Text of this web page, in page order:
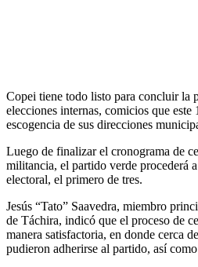
Copei tiene todo listo para concluir la
elecciones internas, comicios que este
escogencia de sus direcciones
Luego de finalizar el cronograma de
militancia, el partido verde procederá
electoral, el primero de tres.
Jesús “Tato” Saavedra, miembro
de Táchira, indicó que el proceso de
manera satisfactoria, en donde cerca
pudieron adherirse al partido, así